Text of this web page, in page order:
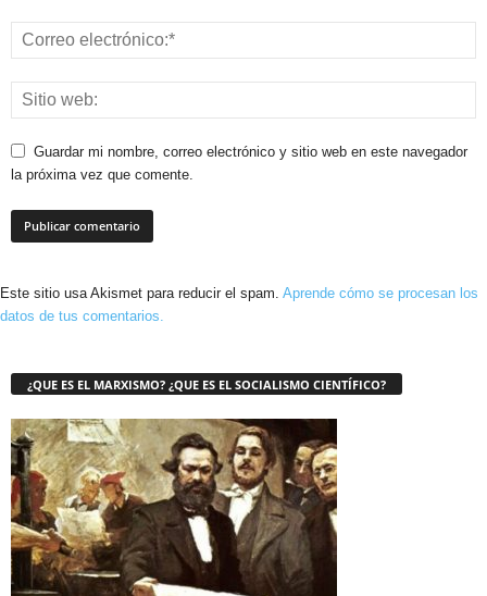
Guardar mi nombre, correo electrónico y sitio web en este navegador
la próxima vez que comente.
Este sitio usa Akismet para reducir el spam. Aprende cómo se procesan los
datos de tus comentarios.
¿QUE ES EL MARXISMO? ¿QUE ES EL SOCIALISMO CIENTÍFICO?